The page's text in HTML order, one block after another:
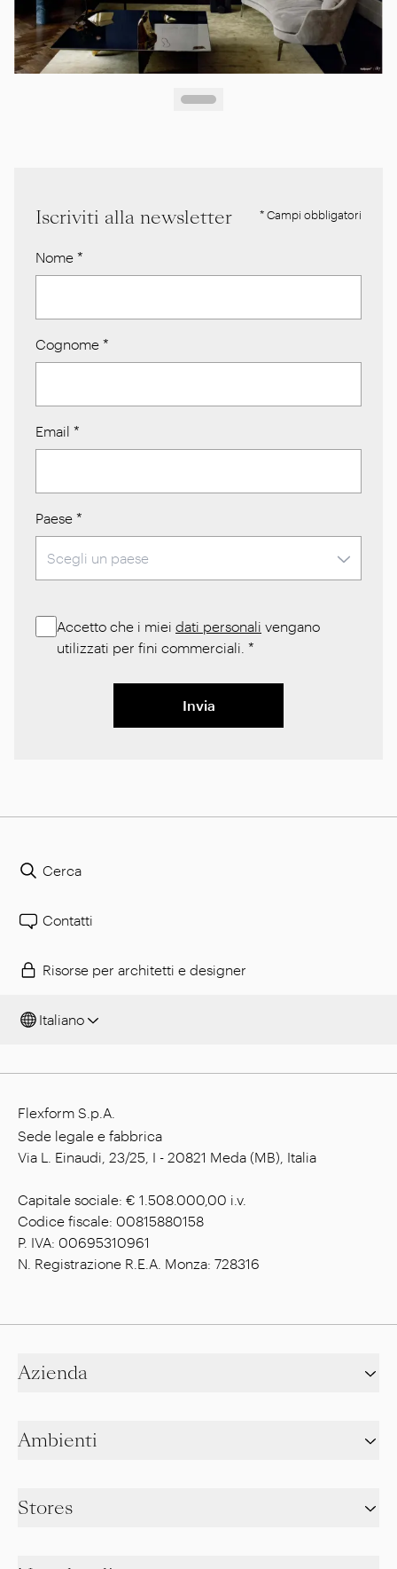
Iscriviti alla newsletter * Campi obbligatori
Nome *
Cognome *
Email *
Paese *
Accetto che i miei dati personali vengano
utilizzati per fini commerciali. *
Invia
Cerca
Contatti
Risorse per architetti e designer
Italiano
Flexform S.p.A.
Sede legale e fabbrica
Via L. Einaudi, 23/25, I - 20821 Meda (MB), Italia
Capitale sociale: € 1.508.000,00 i.v.
Codice fiscale: 00815880158
P. IVA: 00695310961
N. Registrazione R.E.A. Monza: 728316
Azienda
Ambienti
Stores